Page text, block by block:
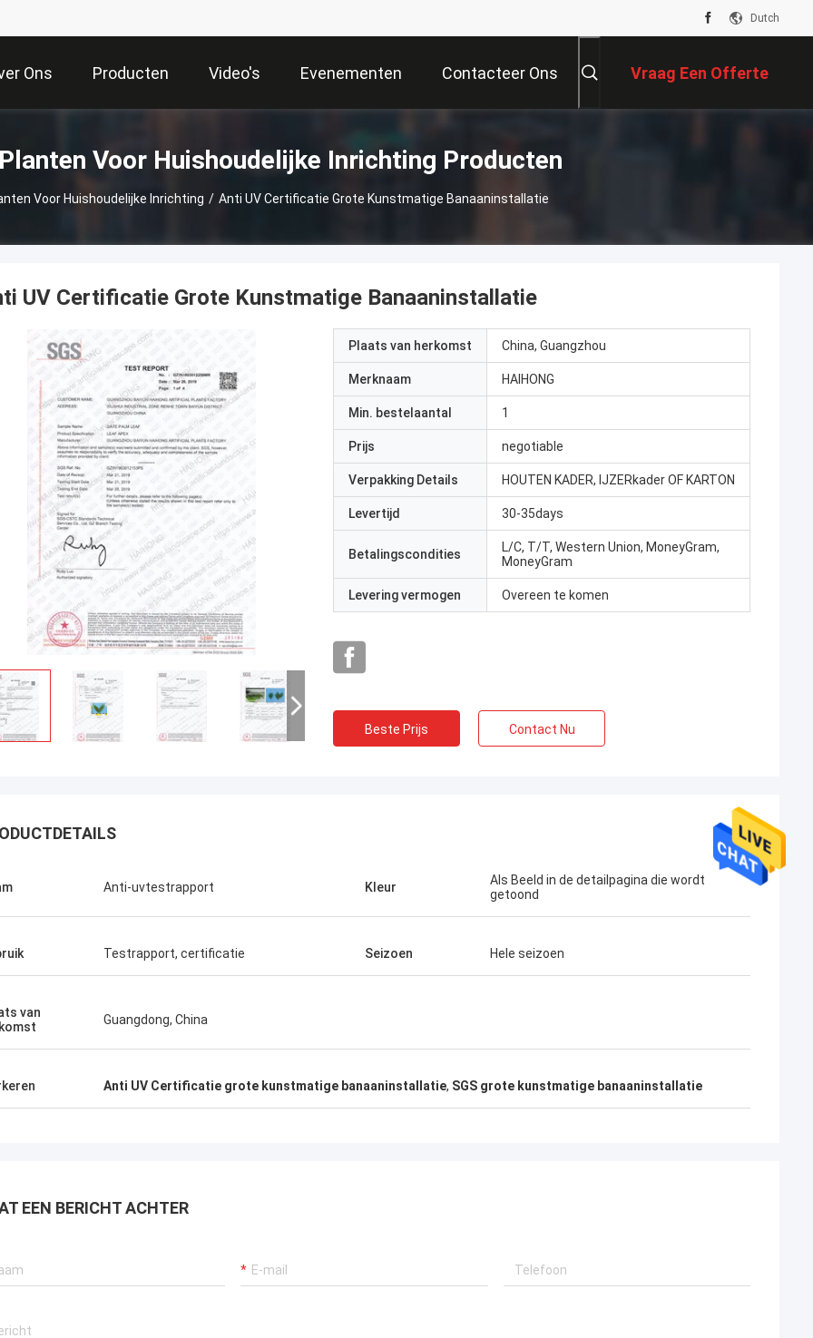
Dutch
Ons Producten Video's Evenementen Contacteer Ons Vraag Een Offerte
Voor Huishoudelijke Inrichting Producten
Voor Huishoudelijke Inrichting / Anti UV Certificatie Grote Kunstmatige Banaaninstallatie
UV Certificatie Grote Kunstmatige Banaaninstallatie
Plaats van herkomst China, Guangzhou
Merknaam HAIHONG
Min. bestelaantal 1
Prijs negotiable
Verpakking Details HOUTEN KADER, IJZERkader OF KARTON
Levertijd 30-35days
Betalingscondities
L/C, T/T, Western Union, MoneyGram,
MoneyGram
Levering vermogen Overeen te komen
Beste Prijs Contact Nu
Anti-uvtestrapport Kleur
Als Beeld in de detailpagina die wordt
getoond
Testrapport, certificatie Seizoen Hele seizoen
van
Guangdong, China
Anti UV Certificatie grote kunstmatige banaaninstallatie, SGS grote kunstmatige banaaninstallatie
EEN BERICHT ACHTER